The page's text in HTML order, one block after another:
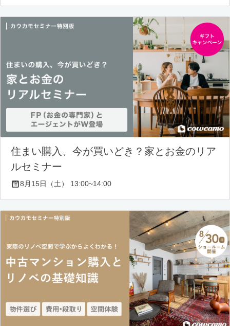
住まい購入、今が買いどき？家とお金のリア
ルセミナー
8月15日（土） 13:00~14:00